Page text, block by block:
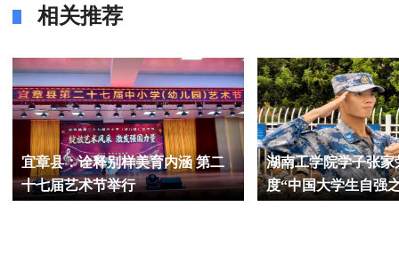
相关推荐
宜章县：诠释别样美育内涵 第二
十七届艺术节举行
湖南工学院学子张家
度“中国大学生自强